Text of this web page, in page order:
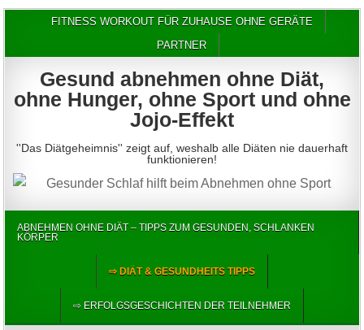
FITNESS WORKOUT FÜR ZUHAUSE OHNE GERÄTE
PARTNER
Gesund abnehmen ohne Diät,
ohne Hunger, ohne Sport und ohne
Jojo-Effekt
''Das Diätgeheimnis'' zeigt auf, weshalb alle Diäten nie dauerhaft
funktionieren!
ABNEHMEN OHNE DIÄT – TIPPS ZUM GESUNDEN, SCHLANKEN
KÖRPER
⇨ DIÄT & GESUNDHEITS TIPPS
⇨ ERFOLGSGESCHICHTEN DER TEILNEHMER